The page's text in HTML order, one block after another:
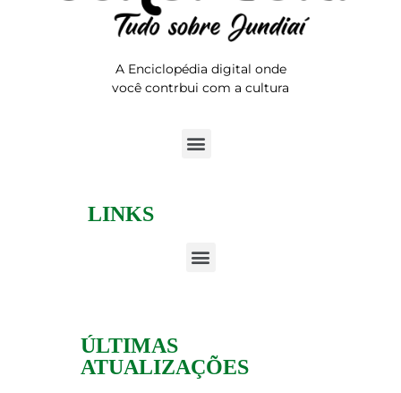
A Enciclopédia digital onde
você contrbui com a cultura
LINKS
ÚLTIMAS
ATUALIZAÇÕES